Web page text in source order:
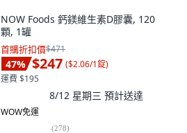
NOW Foods 鈣鎂維生素D膠囊, 120
顆, 1罐
首購折扣價$471
47% $247 ($2.06/1錠)
運費 $195
8/12 星期三 預計送達
WOW免運
(278)